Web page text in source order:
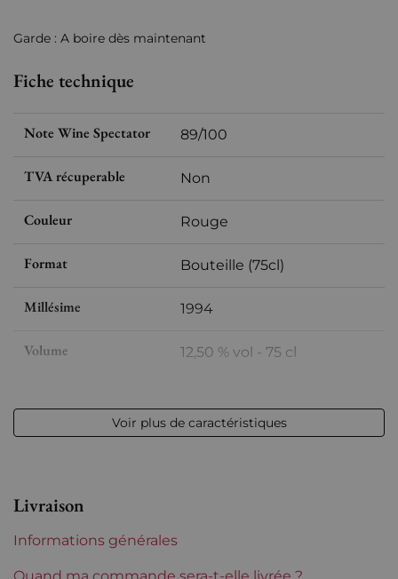
Garde : A boire dès maintenant
Fiche technique
Note Wine Spectator 89/100
TVA récuperable Non
Couleur Rouge
Format Bouteille (75cl)
Millésime 1994
Volume 12,50 % vol - 75 cl
Niveau Parfait
Classement de 1855 5èmes Grands Crus Classés
Voir plus de caractéristiques
Livraison
Informations générales